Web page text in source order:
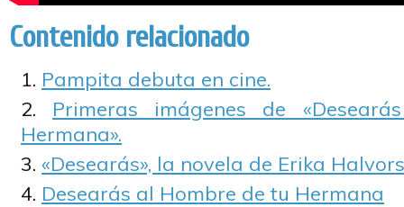
Contenido relacionado
Pampita debuta en cine.
Primeras imágenes de
Hermana».
«Desearás», la novela de Erika
Desearás al Hombre de tu Hermana